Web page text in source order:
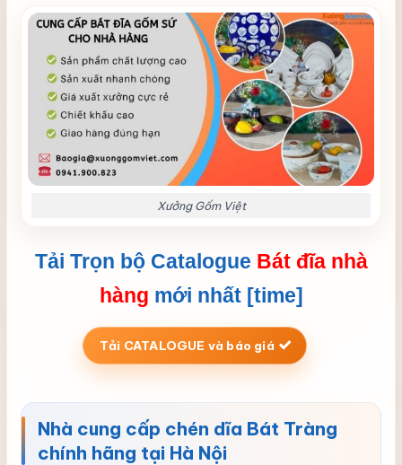
Xưởng Gốm Việt
Tải Trọn bộ Catalogue Bát đĩa nhà
hàng mới nhất [time]
Tải CATALOGUE và báo giá
Nhà cung cấp chén dĩa Bát Tràng
chính hãng tại Hà Nội